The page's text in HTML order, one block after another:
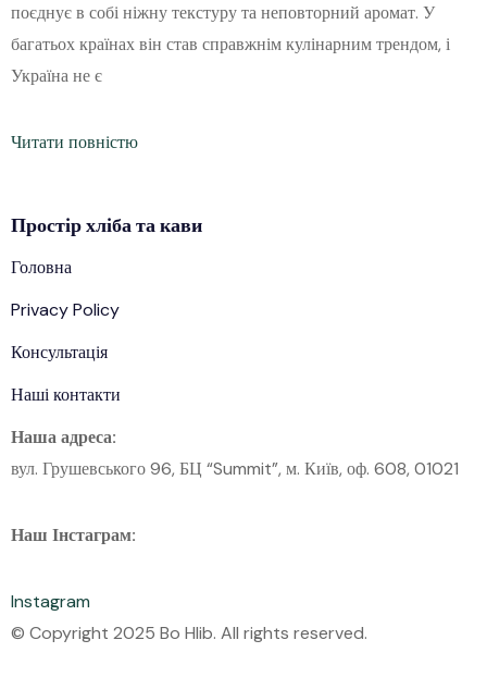
поєднує в собі ніжну текстуру та неповторний аромат. У
багатьох країнах він став справжнім кулінарним трендом, і
Україна не є
Читати повністю
Простірхлібата кави
Головна
Privacy Policy
Консультація
Наші контакти
Наша адреса:
вул. Грушевського 96, БЦ “Summit”, м. Київ, оф. 608, 01021
Наш Інстаграм:
Instagram
© Copyright 2025 Bo Hlib. All rights reserved.